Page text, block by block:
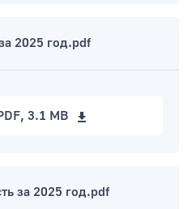
2025 год.pdf
3.1 MB
за 2025 год.pdf